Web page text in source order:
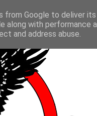
from Google to deliver
along with
and address abuse.